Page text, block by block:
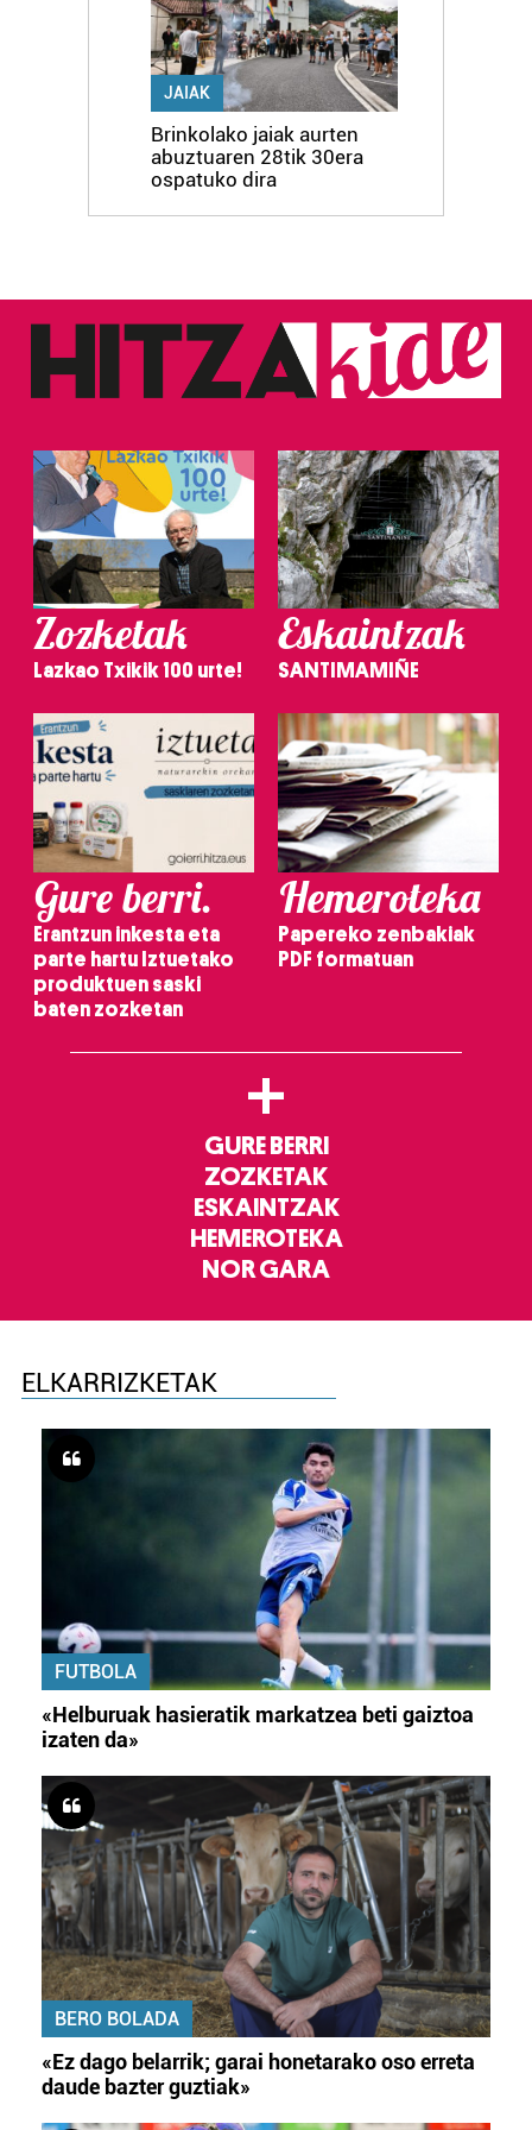
JAIAK
Brinkolako jaiak aurten
abuztuaren 28tik 30era
ospatuko dira
Zozketak
Lazkao Txikik 100 urte!
Eskaintzak
SANTIMAMIÑE
Gure berri.
Erantzun inkesta eta
parte hartu Iztuetako
produktuen saski
baten zozketan
Hemeroteka
Papereko zenbakiak
PDF formatuan
+
GURE BERRI
ZOZKETAK
ESKAINTZAK
HEMEROTEKA
NOR GARA
ELKARRIZKETAK
FUTBOLA
«Helburuak hasieratik markatzea beti gaiztoa
izaten da»
BERO BOLADA
«Ez dago belarrik; garai honetarako oso erreta
daude bazter guztiak»